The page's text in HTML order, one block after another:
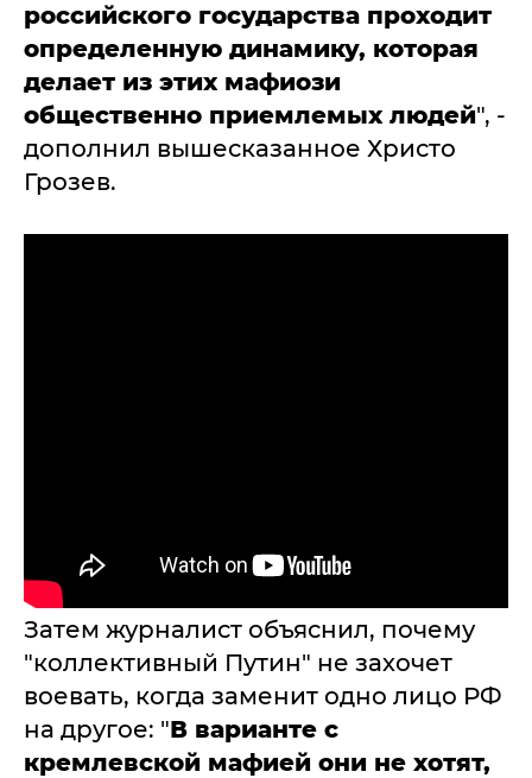
российского государства проходит
определенную динамику, которая
делает из этих мафиози
общественно приемлемых людей", -
дополнил вышесказанное Христо
Грозев.
Затем журналист объяснил, почему
"коллективный Путин" не захочет
воевать, когда заменит одно лицо РФ
на другое: "В варианте с
кремлевской мафией они не хотят,